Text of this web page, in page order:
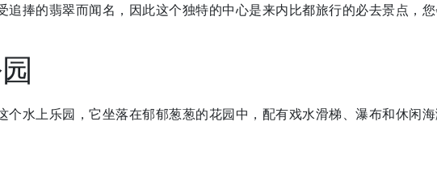
追捧的翡翠而闻名，因此这个独特的中心是来内比都旅行的必去景点，
个水上乐园，它坐落在郁郁葱葱的花园中，配有戏水滑梯、瀑布和休闲海